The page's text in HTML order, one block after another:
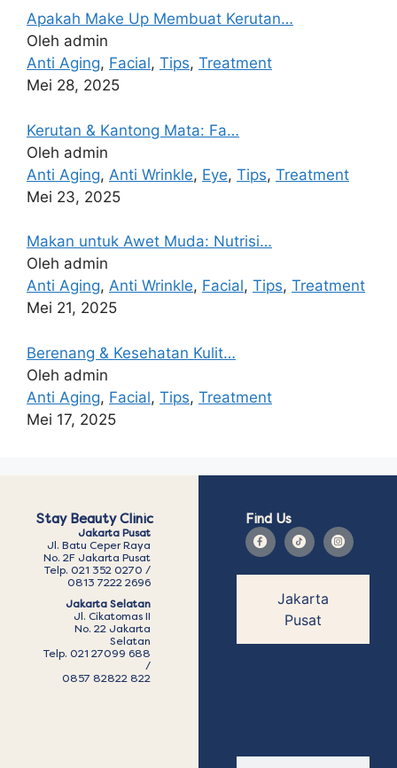
Apakah Make Up Membuat Kerutan…
Oleh admin
Anti Aging, Facial, Tips, Treatment
Mei 28, 2025
Kerutan & Kantong Mata: Fa…
Oleh admin
Anti Aging, Anti Wrinkle, Eye, Tips, Treatment
Mei 23, 2025
Makan untuk Awet Muda: Nutrisi…
Oleh admin
Anti Aging, Anti Wrinkle, Facial, Tips, Treatment
Mei 21, 2025
Berenang & Kesehatan Kulit…
Oleh admin
Anti Aging, Facial, Tips, Treatment
Mei 17, 2025
Stay Beauty Clinic
Jakarta Pusat
Jl. Batu Ceper Raya
No. 2F Jakarta Pusat
Telp. 021 352 0270 /
0813 7222 2696
Jakarta Selatan
Jl. Cikatomas II
No. 22 Jakarta
Selatan
Telp. 021 27099 688
/
0857 82822 822
Find Us
Jakarta
Pusat